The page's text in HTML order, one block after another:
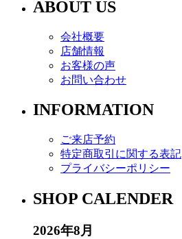
ABOUT US
会社概要
店舗情報
お客様の声
お問い合わせ
INFORMATION
ご来店予約
特定商取引に関する表記
プライバシーポリシー
SHOP CALENDER
2026年8月